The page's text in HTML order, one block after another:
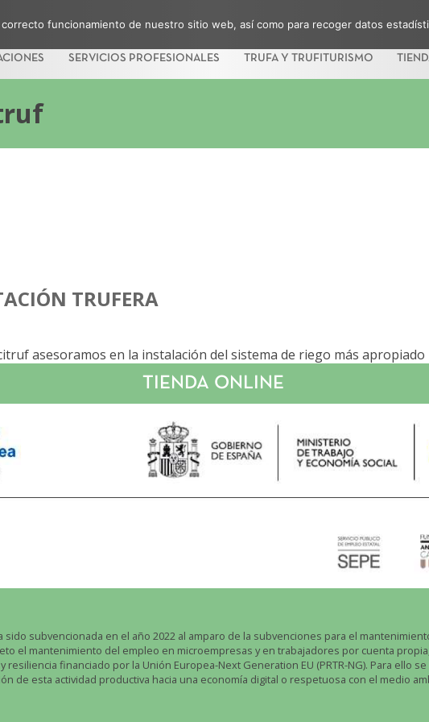
SERVICIOS PROFESIONALES TRUFA Y TRUFITURISMO
VIVERO Y PLANTACIONES
TRUFITURISMO
TIENDA ONLINE
CONTACTO
GALERÍA
INSTAGRAM
TRUFERA
asesoramos en la instalación del sistema de riego más apropiado
sido subvencionada en el año 2022 al amparo de la subvenciones para el
el mantenimiento del empleo en microempresas y en trabajadores por cuenta
financiado por la Unión Europea-Next Generation EU (PRTR-NG). Para ello
de esta actividad productiva hacia una economía digital o respetuosa con el medio
funcionamiento de nuestro sitio web, así como para recoger datos